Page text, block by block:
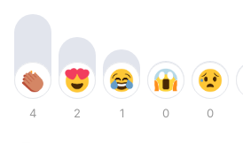
4 2 1 0 0